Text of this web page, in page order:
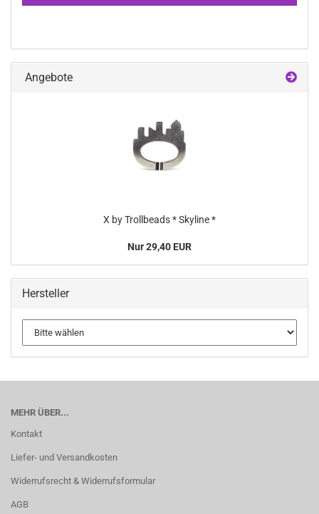
Angebote
X by Trollbeads * Skyline *
Nur 29,40 EUR
Hersteller
MEHR ÜBER...
Kontakt
Liefer- und Versandkosten
Widerrufsrecht & Widerrufsformular
AGB